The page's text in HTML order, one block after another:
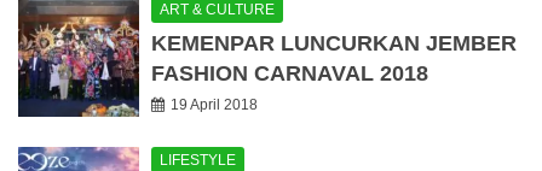
ART & CULTURE
KEMENPAR LUNCURKAN JEMBER
FASHION CARNAVAL 2018
19 April 2018
LIFESTYLE